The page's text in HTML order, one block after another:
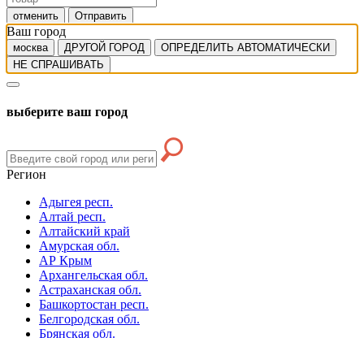
отменить Отправить
Ваш город
москва ДРУГОЙ ГОРОД
ОПРЕДЕЛИТЬ АВТОМАТИЧЕСКИ
НЕ СПРАШИВАТЬ
выберите ваш город
Регион
Адыгея респ.
Алтай респ.
Алтайский край
Амурская обл.
АР Крым
Архангельская обл.
Астраханская обл.
Башкортостан респ.
Белгородская обл.
Брянская обл.